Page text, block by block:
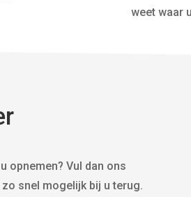
weet waar
opnemen? Vul dan ons
snel mogelijk bij u terug.